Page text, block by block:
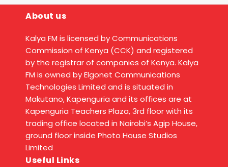
About us
Kalya FM is licensed by Communications
Commission of Kenya (CCK) and registered
by the registrar of companies of Kenya. Kalya
FM is owned by Elgonet Communications
Technologies Limited and is situated in
Makutano, Kapenguria and its offices are at
Kapenguria Teachers Plaza, 3rd floor with its
trading office located in Nairobi’s Agip House,
ground floor inside Photo House Studios
Limited
Useful Links